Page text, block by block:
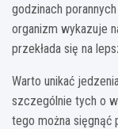
godzinach
organizm wykazuje
przekłada się na
Warto unikać
szczególnie tych o
tego można